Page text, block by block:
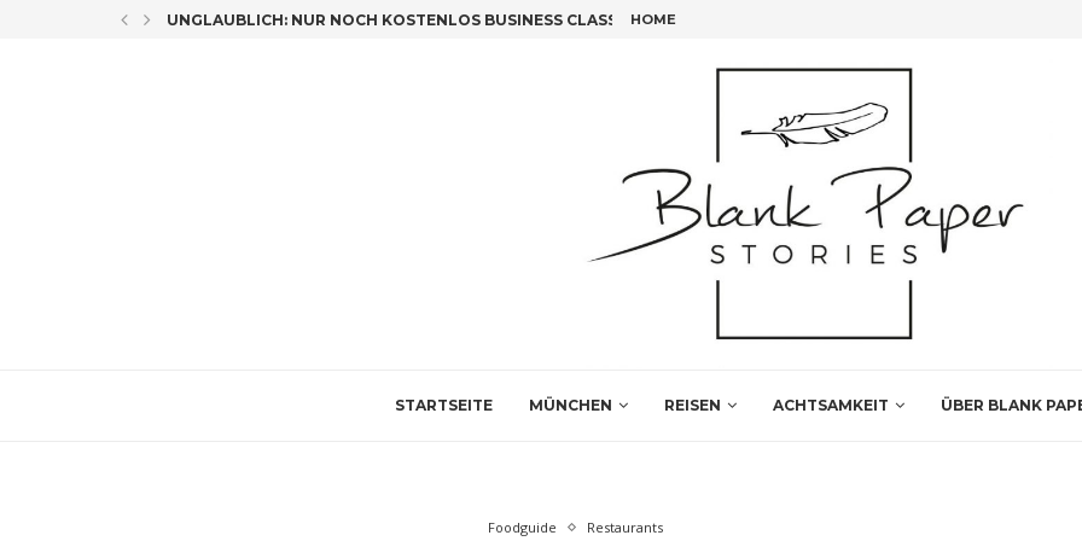
CO-AUTORIN UNGLAUBLICH: NUR NOCH KOSTENLOS BUSINESS CLASS FLIEGEN!FÜNF INSIDER TIPPS FÜR DEINEN LEIPZIG BESUCH
HOME
STARTSEITE MÜNCHEN REISEN ACHTSAMKEIT ÜBER BLANK
Foodguide Restaurants